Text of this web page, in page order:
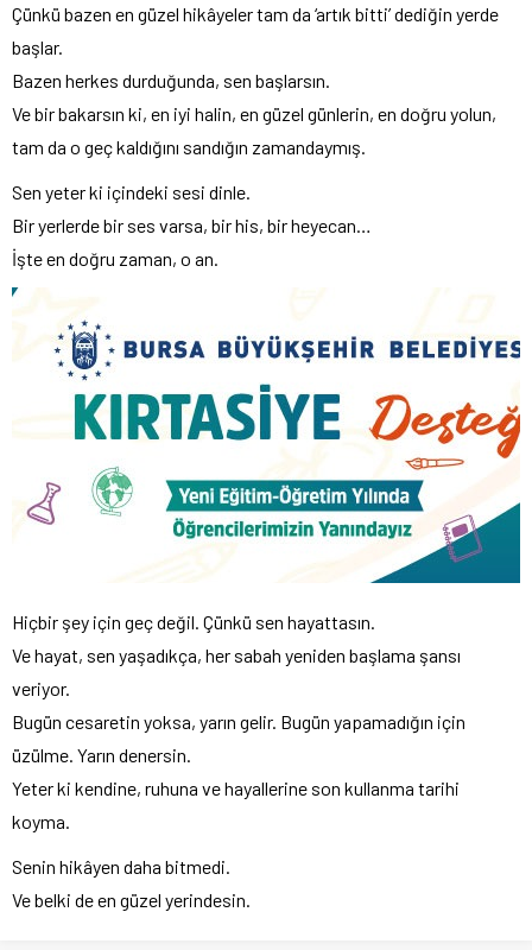
Çünkü bazen en güzel hikâyeler tam da ‘artık bitti’ dediğin yerde
başlar.
Bazen herkes durduğunda, sen başlarsın.
Ve bir bakarsın ki, en iyi halin, en güzel günlerin, en doğru yolun,
tam da o geç kaldığını sandığın zamandaymış.
Sen yeter ki içindeki sesi dinle.
Bir yerlerde bir ses varsa, bir his, bir heyecan…
İşte en doğru zaman, o an.
Hiçbir şey için geç değil. Çünkü sen hayattasın.
Ve hayat, sen yaşadıkça, her sabah yeniden başlama şansı
veriyor.
Bugün cesaretin yoksa, yarın gelir. Bugün yapamadığın için
üzülme. Yarın denersin.
Yeter ki kendine, ruhuna ve hayallerine son kullanma tarihi
koyma.
Senin hikâyen daha bitmedi.
Ve belki de en güzel yerindesin.